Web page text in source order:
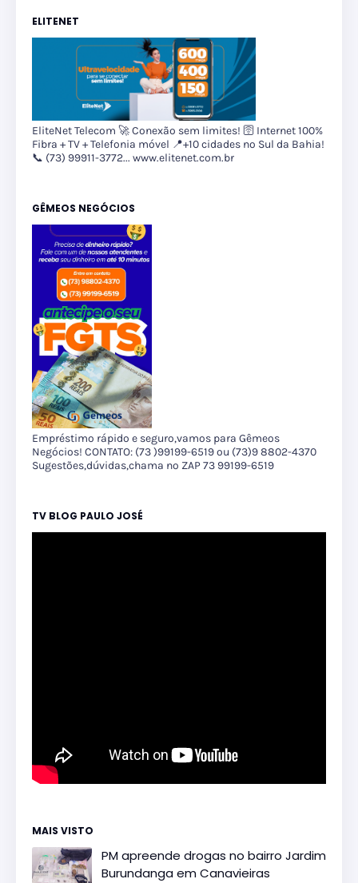
ELITENET
EliteNet Telecom 🚀 Conexão sem limites! 🛜 Internet 100%
Fibra + TV + Telefonia móvel 📍+10 cidades no Sul da Bahia!
📞 (73) 99911-3772... www.elitenet.com.br
GÊMEOS NEGÓCIOS
Empréstimo rápido e seguro,vamos para Gêmeos
Negócios! CONTATO: (73 )99199-6519 ou (73)9 8802-4370
Sugestões,dúvidas,chama no ZAP 73 99199-6519
TV BLOG PAULO JOSÉ
MAIS VISTO
PM apreende drogas no bairro Jardim
Burundanga em Canavieiras